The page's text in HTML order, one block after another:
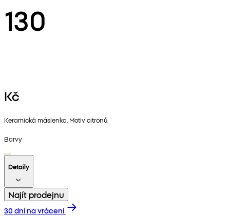
130
Kč
Keramická máslenka. Motiv citronů.
Barvy
Detaily
Najít prodejnu
30 dní na vrácení